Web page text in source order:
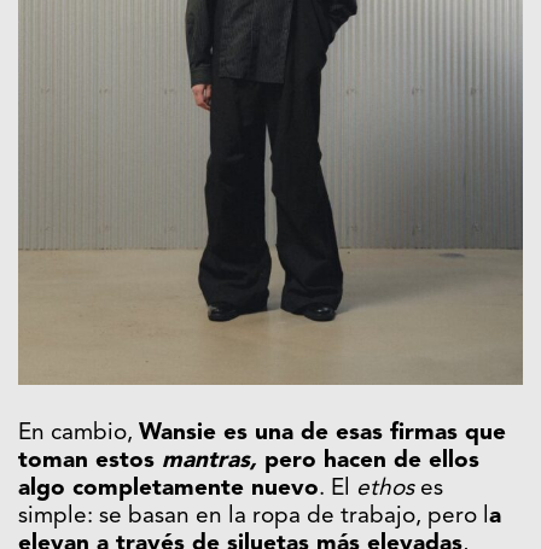
En cambio, Wansie es una de esas firmas que
toman estos mantras, pero hacen de ellos
algo completamente nuevo. El ethoses
simple: se basan en la ropa de trabajo, pero la